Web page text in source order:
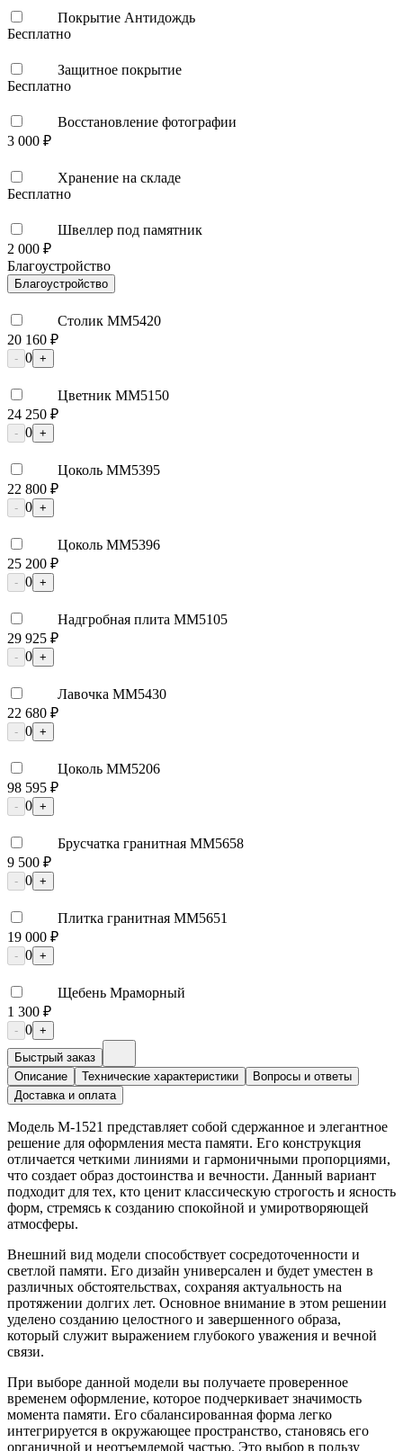
Покрытие Антидождь
Бесплатно
Защитное покрытие
Бесплатно
Восстановление фотографии
3 000 ₽
Хранение на складе
Бесплатно
Швеллер под памятник
2 000 ₽
Благоустройство
Благоустройство
Столик ММ5420
20 160 ₽
- 0 +
Цветник ММ5150
24 250 ₽
- 0 +
Цоколь ММ5395
22 800 ₽
- 0 +
Цоколь ММ5396
25 200 ₽
- 0 +
Надгробная плита ММ5105
29 925 ₽
- 0 +
Лавочка ММ5430
22 680 ₽
- 0 +
Цоколь ММ5206
98 595 ₽
- 0 +
Брусчатка гранитная ММ5658
9 500 ₽
- 0 +
Плитка гранитная ММ5651
19 000 ₽
- 0 +
Щебень Мраморный
1 300 ₽
- 0 +
Быстрый заказ
Описание
Технические характеристики
Вопросы и ответы
Доставка и оплата
Модель М-1521 представляет собой сдержанное и элегантное
решение для оформления места памяти. Его конструкция
отличается четкими линиями и гармоничными пропорциями,
что создает образ достоинства и вечности. Данный вариант
подходит для тех, кто ценит классическую строгость и ясность
форм, стремясь к созданию спокойной и умиротворяющей
атмосферы.
Внешний вид модели способствует сосредоточенности и
светлой памяти. Его дизайн универсален и будет уместен в
различных обстоятельствах, сохраняя актуальность на
протяжении долгих лет. Основное внимание в этом решении
уделено созданию целостного и завершенного образа,
который служит выражением глубокого уважения и вечной
связи.
При выборе данной модели вы получаете проверенное
временем оформление, которое подчеркивает значимость
момента памяти. Его сбалансированная форма легко
интегрируется в окружающее пространство, становясь его
органичной и неотъемлемой частью. Это выбор в пользу